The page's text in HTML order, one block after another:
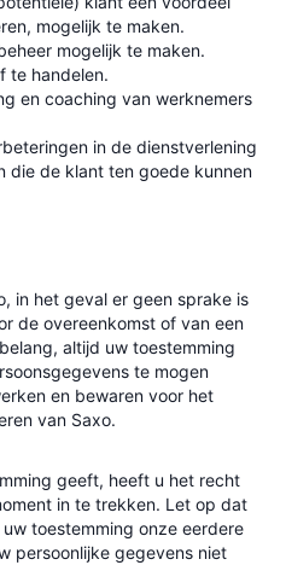
mogelijk te maken.
mogelijk te maken.
te handelen.
en coaching van werknemers
in de dienstverlening
die de klant ten goede kunnen
in het geval er geen sprake is
de overeenkomst of van een
altijd uw toestemming
te mogen
en bewaren voor het
van Saxo.
geeft, heeft u het recht
in te trekken. Let op dat
toestemming onze eerdere
persoonlijke gegevens niet